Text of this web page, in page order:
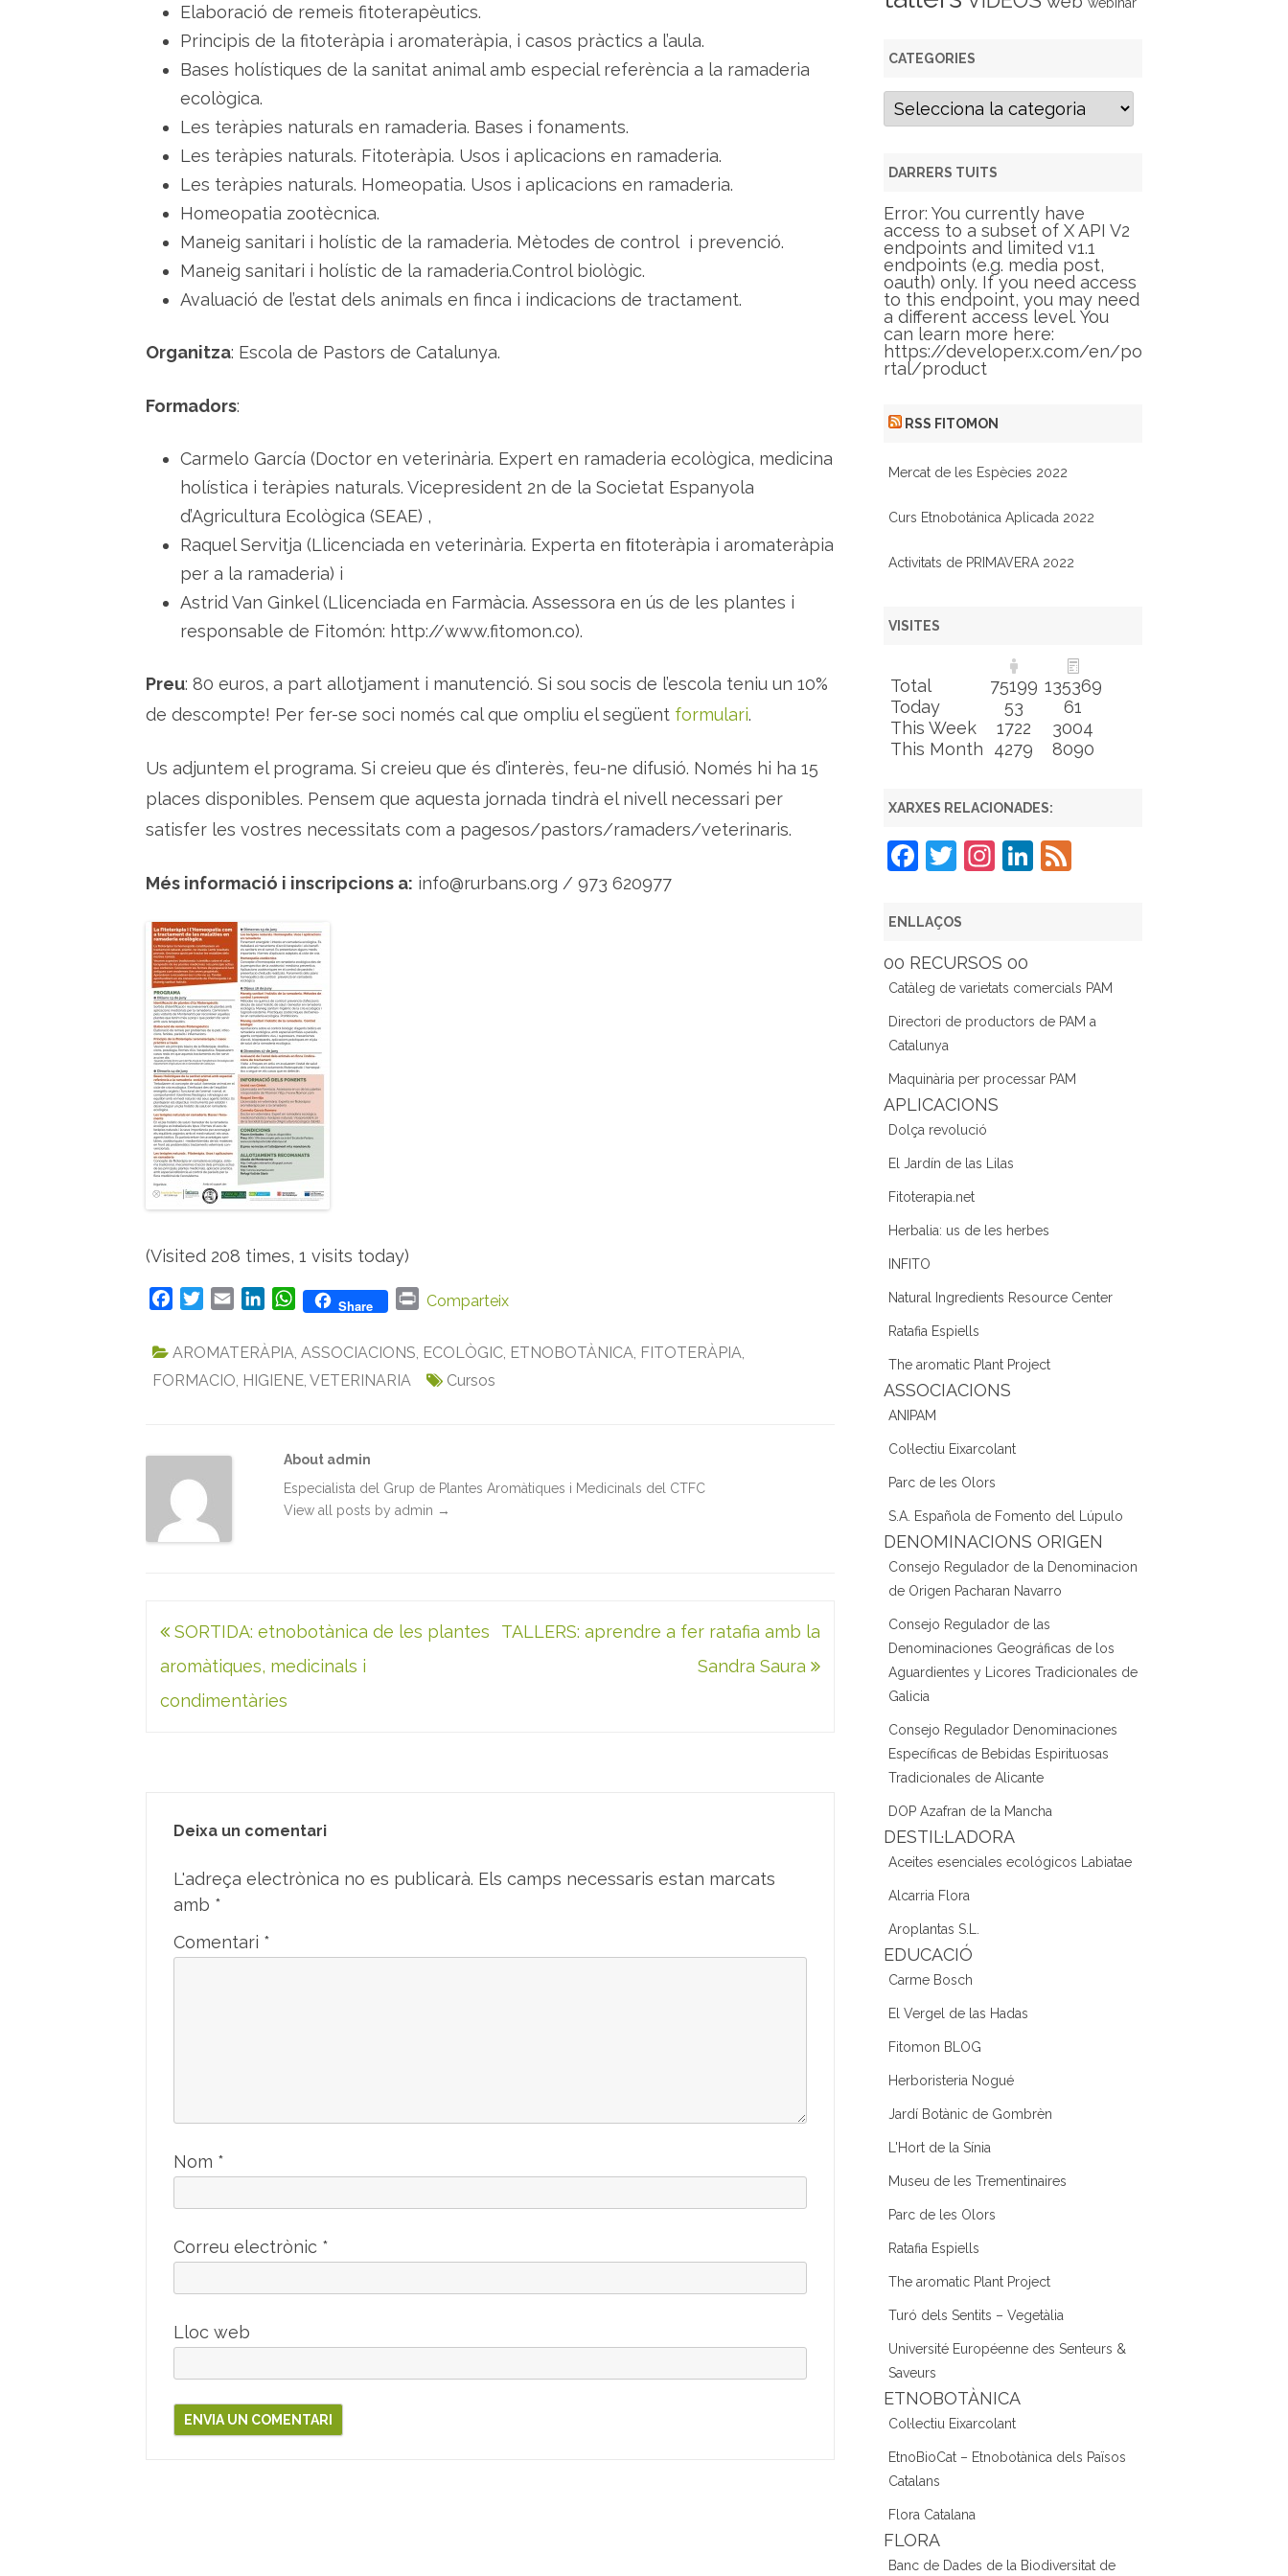
Elaboració de remeis fitoterapèutics.
Principis de la fitoteràpia i aromateràpia, i casos pràctics a l’aula.
Bases holístiques de la sanitat animal amb especial referència a la ramaderia
ecològica.
Les teràpies naturals en ramaderia. Bases i fonaments.
Les teràpies naturals. Fitoteràpia. Usos i aplicacions en ramaderia.
Les teràpies naturals. Homeopatia. Usos i aplicacions en ramaderia.
Homeopatia zootècnica.
Maneig sanitari i holístic de la ramaderia. Mètodes de control i prevenció.
Maneig sanitari i holístic de la ramaderia.Control biològic.
Avaluació de l’estat dels animals en finca i indicacions de tractament.
Organitza: Escola de Pastors de Catalunya.
Formadors:
Carmelo García (Doctor en veterinària. Expert en ramaderia ecològica, medicina
holística i teràpies naturals. Vicepresident 2n de la Societat Espanyola
d’Agricultura Ecològica (SEAE) ,
Raquel Servitja (Llicenciada en veterinària. Experta en ﬁtoteràpia i aromateràpia
per a la ramaderia) i
Astrid Van Ginkel (Llicenciada en Farmàcia. Assessora en ús de les plantes i
responsable de Fitomón: http://www.fitomon.co).
Preu: 80 euros, a part allotjament i manutenció. Si sou socis de l’escola teniu un 10%
de descompte! Per fer-se soci només cal que ompliu el següent formulari.
Us adjuntem el programa. Si creieu que és d’interès, feu-ne difusió. Només hi ha 15
places disponibles. Pensem que aquesta jornada tindrà el nivell necessari per
satisfer les vostres necessitats com a pagesos/pastors/ramaders/veterinaris.
Més informació i inscripcions a: info@rurbans.org / 973 620977
(Visited 208 times, 1 visits today)
c
b
k
i
t
a
l
n
e
W
s
p
Share
PComparteix
AROMATERÀPIA, ASSOCIACIONS, ECOLÒGIC, ETNOBOTÀNICA, FITOTERÀPIA,
FORMACIO, HIGIENE, VETERINARIA Cursos
About admin
Especialista del Grup de Plantes Aromàtiques i Medicinals del CTFC
View all posts by admin →
Navegació
d'entrades
SORTIDA: etnobotànica de les plantes
aromàtiques, medicinals i
condimentàries
TALLERS: aprendre a fer ratafia amb la
Sandra Saura
Deixa un comentari
L'adreça electrònica no es publicarà. Els camps necessaris estan marcats
amb *
Comentari *
Nom *
Correu electrònic *
Lloc web
CATEGORIES
C
g
r
i
e
s
DARRERS TUITS
Error: You currently have
access to a subset of X API V2
endpoints and limited v1.1
endpoints (e.g. media post,
oauth) only. If you need access
to this endpoint, you may need
a different access level. You
can learn more here:
https://developer.x.com/en/po
rtal/product
RSS FITOMON
Mercat de les Espècies 2022
Curs Etnobotánica Aplicada 2022
Activitats de PRIMAVERA 2022
VISITES
Total 75199 135369
Today
53
61
This Week
1722
3004
This Month
4279 8090
XARXES RELACIONADES:
F
c
e
b
o
o
k
T
itt
er
In
gr
a
m
Li
dI
n
F
ENLLAÇOS
00 RECURSOS 00
Catàleg de varietats comercials PAM
Directori de productors de PAM a
Catalunya
Maquinària per processar PAM
APLICACIONS
Dolça revolució
El Jardín de las Lilas
Fitoterapia.net
Herbalia: us de les herbes
INFITO
Natural Ingredients Resource Center
Ratafia Espiells
The aromatic Plant Project
ASSOCIACIONS
ANIPAM
Col·lectiu Eixarcolant
Parc de les Olors
S.A. Española de Fomento del Lúpulo
DENOMINACIONS ORIGEN
Consejo Regulador de la Denominacion
de Origen Pacharan Navarro
Consejo Regulador de las
Denominaciones Geográficas de los
Aguardientes y Licores Tradicionales de
Galicia
Consejo Regulador Denominaciones
Específicas de Bebidas Espirituosas
Tradicionales de Alicante
DOP Azafran de la Mancha
DESTIL·LADORA
Aceites esenciales ecológicos Labiatae
Alcarria Flora
Aroplantas S.L.
EDUCACIÓ
Carme Bosch
El Vergel de las Hadas
Fitomon BLOG
Herboristeria Nogué
Jardí Botànic de Gombrèn
L'Hort de la Sínia
Museu de les Trementinaires
Parc de les Olors
Ratafia Espiells
The aromatic Plant Project
Turó dels Sentits – Vegetàlia
Université Européenne des Senteurs &
Saveurs
ETNOBOTÀNICA
Col·lectiu Eixarcolant
EtnoBioCat – Etnobotànica dels Països
Catalans
Flora Catalana
FLORA
Banc de Dades de la Biodiversitat de